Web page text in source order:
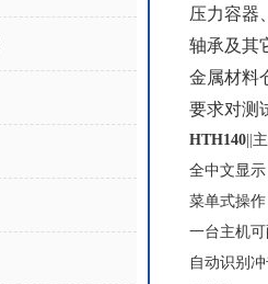
压力容
轴承及
金属材
要求对测
HTH140
全中文
菜单式操
一台主机
自动识别